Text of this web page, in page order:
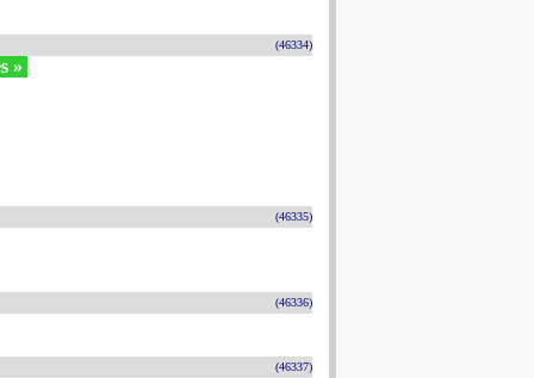
(46334)
»
(46335)
(46336)
(46337)